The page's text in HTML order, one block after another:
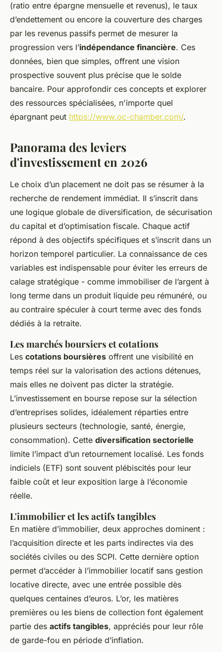
(ratio entre épargne mensuelle et revenus), le taux
d’endettement ou encore la couverture des charges
par les revenus passifs permet de mesurer la
progression vers l’indépendance financière. Ces
données, bien que simples, offrent une vision
prospective souvent plus précise que le solde
bancaire. Pour approfondir ces concepts et explorer
des ressources spécialisées, n'importe quel
épargnant peut https://www.oc-chamber.com/.
Panorama des leviers
d'investissement en 2026
Le choix d’un placement ne doit pas se résumer à la
recherche de rendement immédiat. Il s’inscrit dans
une logique globale de diversification, de sécurisation
du capital et d’optimisation fiscale. Chaque actif
répond à des objectifs spécifiques et s’inscrit dans un
horizon temporel particulier. La connaissance de ces
variables est indispensable pour éviter les erreurs de
calage stratégique - comme immobiliser de l’argent à
long terme dans un produit liquide peu rémunéré, ou
au contraire spéculer à court terme avec des fonds
dédiés à la retraite.
Les marchés boursiers et cotations
Les cotations boursières offrent une visibilité en
temps réel sur la valorisation des actions détenues,
mais elles ne doivent pas dicter la stratégie.
L’investissement en bourse repose sur la sélection
d’entreprises solides, idéalement réparties entre
plusieurs secteurs (technologie, santé, énergie,
consommation). Cette diversification sectorielle
limite l’impact d’un retournement localisé. Les fonds
indiciels (ETF) sont souvent plébiscités pour leur
faible coût et leur exposition large à l’économie
réelle.
L'immobilier et les actifs tangibles
En matière d’immobilier, deux approches dominent :
l’acquisition directe et les parts indirectes via des
sociétés civiles ou des SCPI. Cette dernière option
permet d’accéder à l’immobilier locatif sans gestion
locative directe, avec une entrée possible dès
quelques centaines d’euros. L’or, les matières
premières ou les biens de collection font également
partie des actifs tangibles, appréciés pour leur rôle
de garde-fou en période d’inflation.